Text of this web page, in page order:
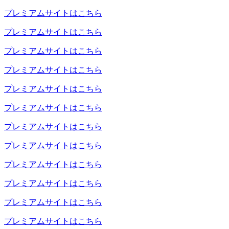
プレミアムサイトはこちら
プレミアムサイトはこちら
プレミアムサイトはこちら
プレミアムサイトはこちら
プレミアムサイトはこちら
プレミアムサイトはこちら
プレミアムサイトはこちら
プレミアムサイトはこちら
プレミアムサイトはこちら
プレミアムサイトはこちら
プレミアムサイトはこちら
プレミアムサイトはこちら